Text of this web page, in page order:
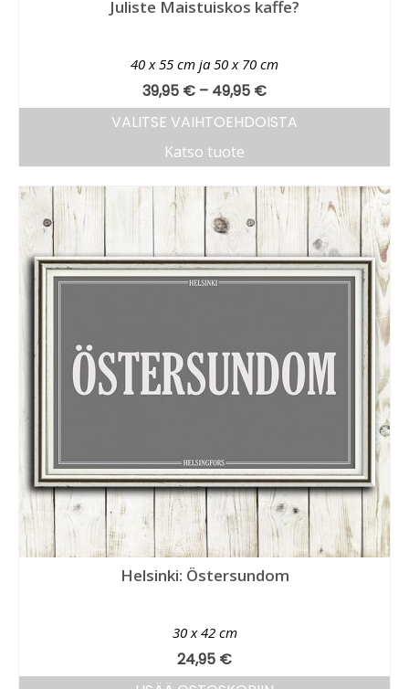
Juliste Maistuiskos kaffe?
40 x 55 cm ja 50 x 70 cm
39,95 € – 49,95 €
VALITSE VAIHTOEHDOISTA
Katso tuote
Helsinki: Östersundom
30 x 42 cm
24,95 €